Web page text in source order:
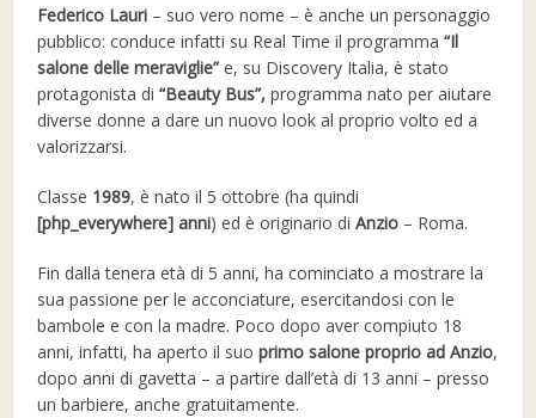
Federico Lauri – suo vero nome – è anche un personaggio
pubblico: conduce infatti su Real Time il programma“Il
salone delle meraviglie” e, su Discovery Italia, è stato
protagonista di“Beauty Bus”,programma nato per aiutare
diverse donne a dare un nuovo look al proprio volto ed a
valorizzarsi.
Classe 1989, è nato il 5 ottobre (ha quindi
[php_everywhere] anni) ed è originario diAnzio – Roma.
Fin dalla tenera età di 5 anni, ha cominciato a mostrare la
sua passione per le acconciature, esercitandosi con le
bambole e con la madre. Poco dopo aver compiuto 18
anni, infatti, ha aperto il suoprimo salone proprio ad Anzio,
dopo anni di gavetta – a partire dall’età di 13 anni – presso
un barbiere, anche gratuitamente.